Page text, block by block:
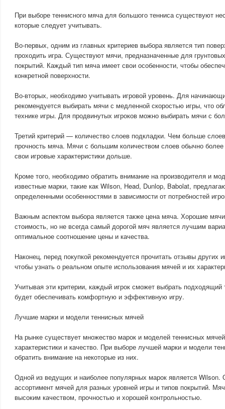
При выборе теннисного мяча для большого тенниса существуют
которые следует учитывать.
Во-первых, одним из главных критериев выбора является тип
проходить игра. Существуют мячи, предназначенные для
покрытий. Каждый тип мяча имеет свои особенности, чтобы
конкретной поверхности.
Во-вторых, необходимо учитывать игровой уровень. Для
рекомендуется выбирать мячи с медленной скоростью игры, что
технике игры. Для продвинутых игроков можно выбирать мячи с
Третий критерий — количество слоев подкладки. Чем больше
прочность мяча. Мячи с большим количеством слоев обычно
свои игровые характеристики дольше.
Кроме того, необходимо обратить внимание на производителя и
известные марки, такие как Wilson, Head, Dunlop, Babolat,
определенными особенностями в зависимости от потребностей
Важным аспектом выбора является также цена мяча. Хорошие
стоимость, но не всегда самый дорогой мяч является лучшим
оптимальное соотношение цены и качества.
Наконец, перед покупкой рекомендуется прочитать отзывы других
чтобы узнать о реальном опыте использования мячей и их
Учитывая эти критерии, каждый игрок сможет выбрать
будет обеспечивать комфортную и эффективную игру.
Лучшие марки и модели теннисных мячей
На рынке существует множество марок и моделей теннисных
характеристики и качество. При выборе лучшей марки и модели
обратить внимание на некоторые из них.
Одной из ведущих и наиболее популярных марок является Wilson.
ассортимент мячей для разных уровней игры и типов покрытий.
высоким качеством, прочностью и хорошей контрольностью.